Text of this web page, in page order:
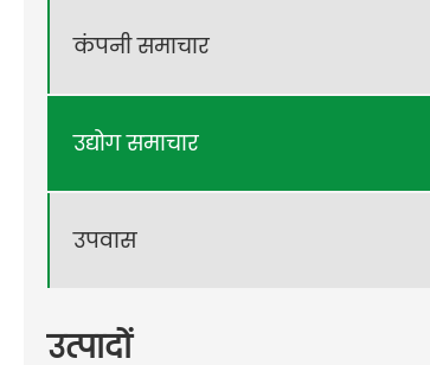
कंपनी समाचार
उद्योग समाचार
उपवास
उत्पादों